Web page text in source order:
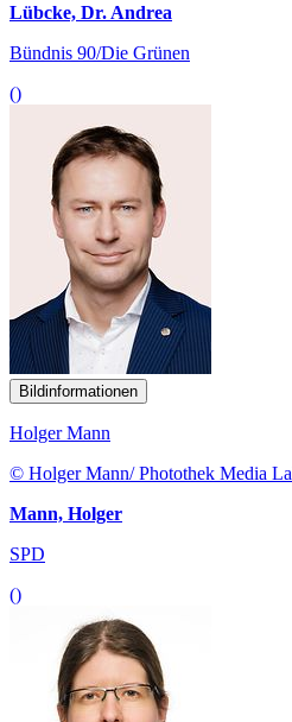
Lübcke, Dr. Andrea
Bündnis 90/Die Grünen
()
Bildinformationen
Holger Mann
© Holger Mann/ Photothek Media
Mann, Holger
SPD
()